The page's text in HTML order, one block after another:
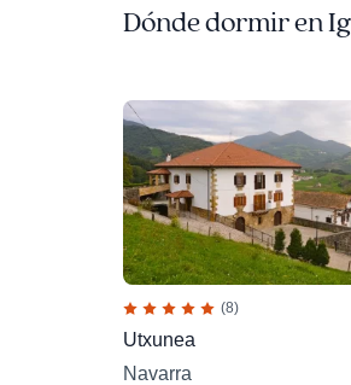
Dónde dormir en
(8)
Utxunea
Navarra